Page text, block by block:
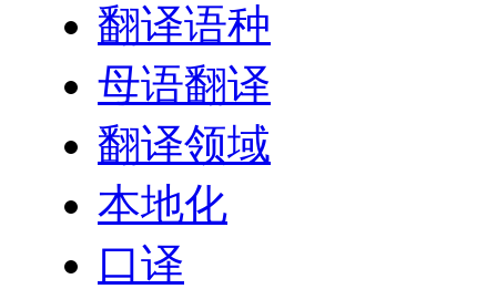
翻译语种
母语翻译
翻译领域
本地化
口译